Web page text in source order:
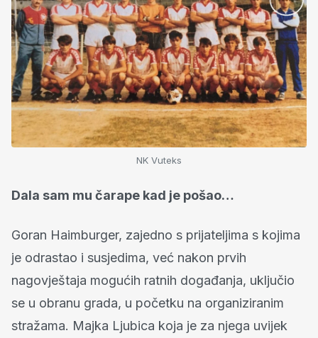
NK Vuteks
Dala sam mu čarape kad je pošao…
Goran Haimburger, zajedno s prijateljima s kojima
je odrastao i susjedima, već nakon prvih
nagovještaja mogućih ratnih događanja, uključio
se u obranu grada, u početku na organiziranim
stražama. Majka Ljubica koja je za njega uvijek